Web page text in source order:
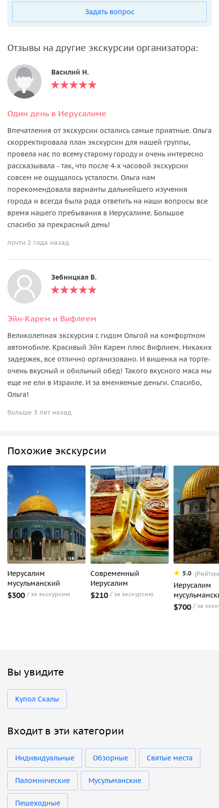
Задать вопрос
Отзывы на другие экскурсии организатора:
Василий Н.
Один день в Иерусалиме
Впечатления от экскурсии остались самые приятные. Ольга
скорректировала план экскурсии для нашей группы,
провела нас по всему старому городу и очень интересно
рассказывала - так, что после 4-х часовой экскурсии
совсем не ощущалось усталости. Ольга нам
порекомендовала варианты дальнейшего изучения
города и всегда была рада ответить на наши вопросы все
время нашего пребывания в Иерусалиме. Большое
спасибо за прекрасный день!
почти 2 года назад
Зебницкая В.
Эйн-Карем и Вифлеем
Великолепная экскурсия с гидом Ольгой на комфортном
автомобиле. Красивый Эйн Карем плюс Вифлием. Никаких
задержек, все отлично организовано. И вишенка на торте-
очень вкусный и обильный обед! Такого вкусного мяса мы
еще не ели в Израиле. И за вменяемые деньги. Спасибо,
Ольга!
больше 3 лет назад
Похожие экскурсии
Иерусалим
мусульманский
$300 за экскурсию
Современный
Иерусалим
$210 за экскурсию
5.0
Иерусалим
$700 за
Вы увидите
Купол Скалы
Входит в эти категории
Индивидуальные Обзорные Святые места
Паломнические Мусульманские
Пешеходные